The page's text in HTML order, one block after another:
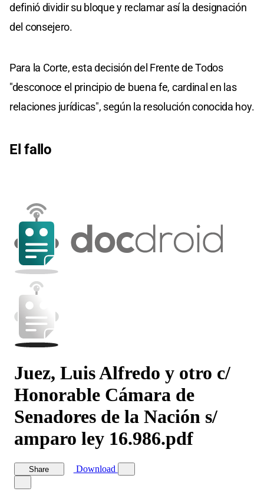
definió dividir su bloque y reclamar así la designación
del consejero.
Para la Corte, esta decisión del Frente de Todos
"desconoce el principio de buena fe, cardinal en las
relaciones jurídicas", según la resolución conocida hoy.
El fallo